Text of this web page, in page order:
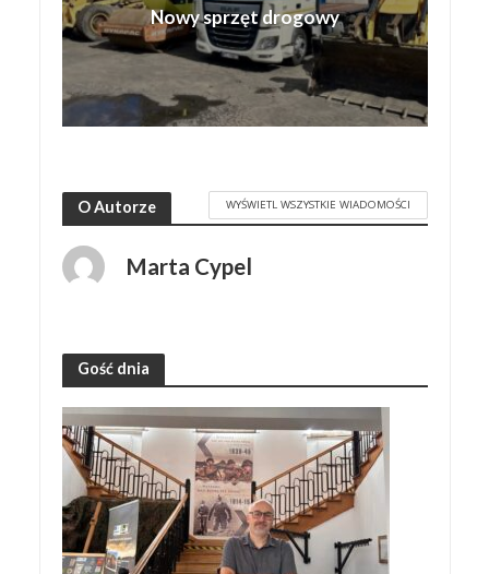
Nowy sprzęt drogowy
O Autorze WYŚWIETL WSZYSTKIE WIADOMOŚCI
Marta Cypel
Gość dnia